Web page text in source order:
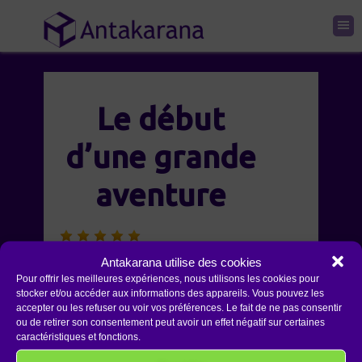
Antakarana utilise des cookies
Pour offrir les meilleures expériences, nous utilisons les cookies pour
stocker et/ou accéder aux informations des appareils. Vous pouvez les
accepter ou les refuser ou voir vos préférences. Le fait de ne pas consentir
ou de retirer son consentement peut avoir un effet négatif sur certaines
caractéristiques et fonctions.
Le début
d’une grande
aventure
Journées riches, intenses
intérieurement, de belles
rencontres. Le début d’une
grande aventure.